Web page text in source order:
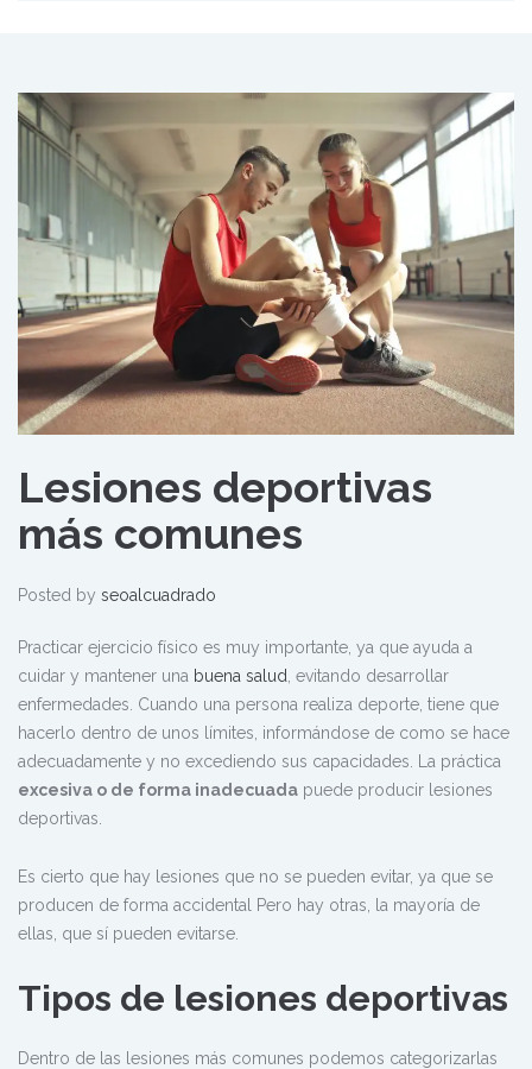
Lesiones deportivas
más comunes
Posted by seoalcuadrado
Practicar ejercicio físico es muy importante, ya que ayuda a
cuidar y mantener una buena salud , evitando desarrollar
enfermedades. Cuando una persona realiza deporte, tiene que
hacerlo dentro de unos límites, informándose de como se hace
adecuadamente y no excediendo sus capacidades. La práctica
excesiva o de forma inadecuada puede producir lesiones
deportivas.
Es cierto que hay lesiones que no se pueden evitar, ya que se
producen de forma accidental Pero hay otras, la mayoría de
ellas, que sí pueden evitarse.
Tipos de lesiones deportivas
Dentro de las lesiones más comunes podemos categorizarlas